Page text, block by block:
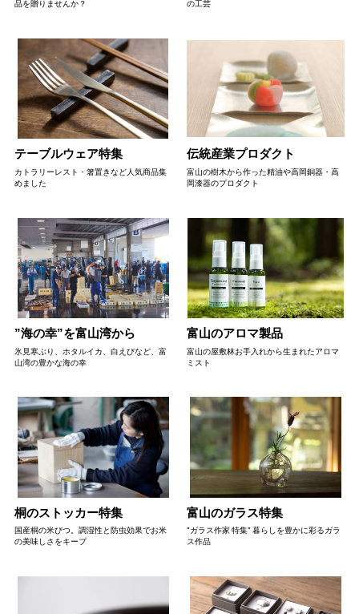
品を贈りませんか？ の工芸
テーブルウェア特集
カトラリーレスト・箸置きなど人気商品集
めました
伝統産業プロダクト
富山の樹木から作った精油や高岡銅器・高
岡漆器のプロダクト
”海の幸”を富山湾から
氷見寒ぶり、ホタルイカ、白えびなど、富
山湾の豊かな海の幸
富山のアロマ製品
富山の屋敷林お手入れから生まれたアロマ
ミスト
桐のストッカー特集
国産桐の米びつ。調湿性と防虫効果でお米
の美味しさをキープ
富山のガラス特集
"ガラス作家 特集" 暮らしを豊かに彩るガラ
ス作品